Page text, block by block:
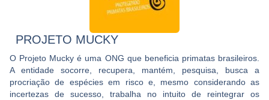
PROJETO MUCKY
O Projeto Mucky é uma ONG que beneficia primatas brasileiros.
A entidade socorre, recupera, mantém, pesquisa, busca a
procriação de espécies em risco e, mesmo considerando as
incertezas de sucesso, trabalha no intuito de reintegrar os